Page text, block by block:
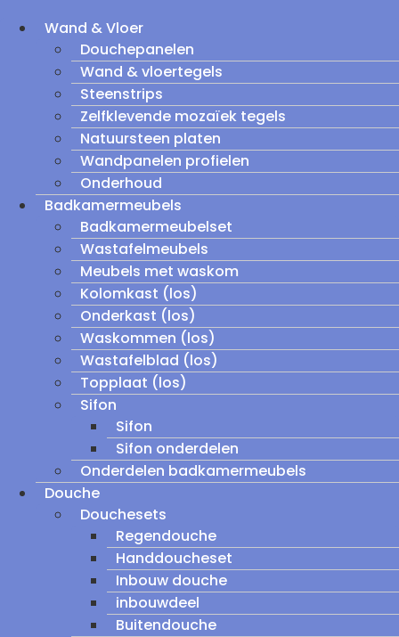
Wand & Vloer
Douchepanelen
Wand & vloertegels
Steenstrips
Zelfklevende mozaïek tegels
Natuursteen platen
Wandpanelen profielen
Onderhoud
Badkamermeubels
Badkamermeubelset
Wastafelmeubels
Meubels met waskom
Kolomkast (los)
Onderkast (los)
Waskommen (los)
Wastafelblad (los)
Topplaat (los)
Sifon
Sifon
Sifon onderdelen
Onderdelen badkamermeubels
Douche
Douchesets
Regendouche
Handdoucheset
Inbouw douche
inbouwdeel
Buitendouche